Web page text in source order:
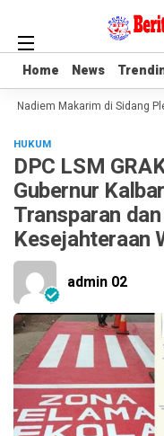
Home News
Home News
Nadiem Makarim di Sidang
HUKUM
DPC LSM
Gubernur
Transparan
Kesejahteraan
admin 02